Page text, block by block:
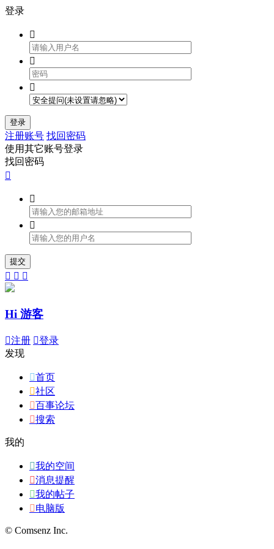
登录



登录
注册账号 找回密码
使用其它账号登录
找回密码



提交
  
Hi 游客
注册 登录
发现
首页
社区
百事论坛
搜索
我的
我的空间
消息提醒
我的帖子
电脑版
© Comsenz Inc.